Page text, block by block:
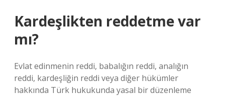
Kardeşlikten reddetme var
mı?
Evlat edinmenin reddi, babalığın reddi, analığın
reddi, kardeşliğin reddi veya diğer hükümler
hakkında Türk hukukunda yasal bir düzenleme